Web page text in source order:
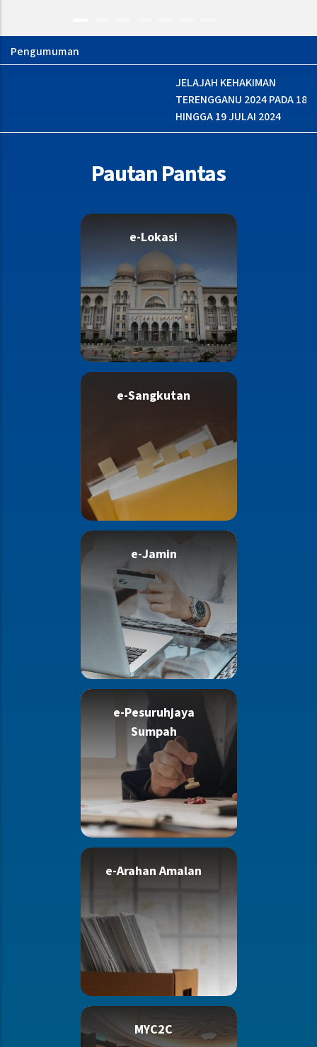
JELAJAH KEHAKIMAN
TERENGGANU 2024 PADA 18
HINGGA 19 JULAI 2024
Pautan Pantas
e-Lokasi
e-Sangkutan
e-Jamin
e-Pesuruhjaya
Sumpah
e-Arahan Amalan
MYC2C